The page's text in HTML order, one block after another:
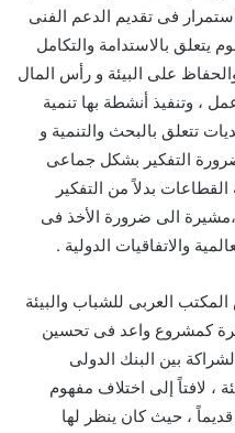
فى تقديم الدعم الفنى
يتعلق بالاستدامة والتكامل
على البيئة و رأس المال
، وتنفيذ أنشطة بها تنمية
تتعلق بالبحث والتنمية و
التفكير بشكل جماعى
بدلاً من التفكير
الى ضرورة الأخذ فى
والاتفاقيات الدولية .
العربى للشباب والبيئة
كمشروع واعد فى تحسين
بين البنك الدولى
، لافتاً إلى اختلاف مفهوم
قديماً ، حيث كان ينظر لها